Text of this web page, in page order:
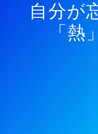
自分が
「熱